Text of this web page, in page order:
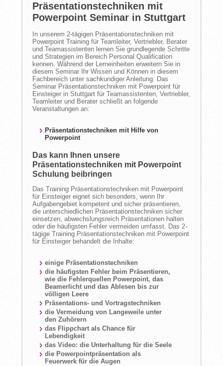
Präsentationstechniken mit
Powerpoint Seminar in Stuttgart
In unserem 2-tägigen Präsentationstechniken mit
Powerpoint Training für Teamleiter, Vertriebler, Berater
und Teamassistenten lernen Sie grundlegende Schritte
und Strategien im Bereich Personal Qualification
kennen. Während der Lerneinheiten erweitern Sie in
diesem Seminar Ihr Wissen und Können in diesem
Fachbereich unter sachkundiger Anleitung. Das
Seminar Präsentationstechniken mit Powerpoint für
Einsteiger in Stuttgart für Teamassistenten, Vertriebler,
Teamleiter und Berater schließt an folgende
Veranstaltungen an:
Präsentationstechniken mit Hilfe von
Powerpoint
Das kann Ihnen unsere
Präsentationstechniken mit Powerpoint
Schulung beibringen
Das Training Präsentationstechniken mit Powerpoint
für Einsteiger eignet sich besonders, wenn Ihr
Aufgabengebiet kompetent und sicher präsentieren,
die unterschiedlichen Präsentationstechniken sicher
einsetzen, abwechslungsreich Präsentationen halten
oder die häufigsten Fehler vermeiden umfasst. Das 2-
tägige Training Präsentationstechniken mit Powerpoint
für Einsteiger behandelt die Inhalte:
einige Präsentationstechniken
die häufigsten Fehler beim Präsentieren,
wie die Fehlerquellen Powerpoint, das
Beamerlicht und das Ablesen bis zur
völligen Leere
Präsentations- und Vortragstechniken
die Vermeidung von Langeweile unter
den Zuhörern
das Flippchart als Chance für
Lebendigkeit
das Video: die Unterhaltung für die Seele
die Powerpointpräsentation als
Feuerwerk für die Augen